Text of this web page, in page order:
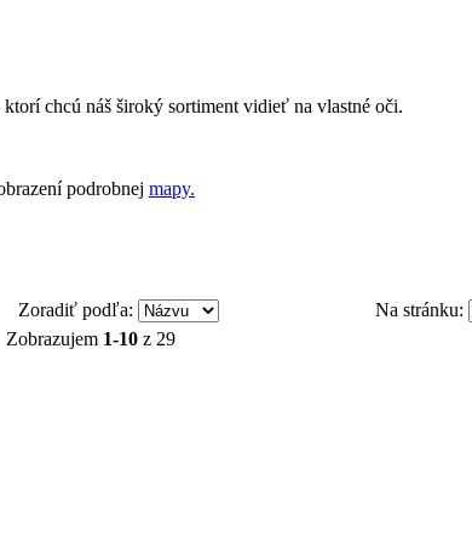
chcú náš široký sortiment vidieť na vlastné oči.
podrobnej mapy.
Zoradiť podľa:
Na stránku:
Zobrazujem 1-10z 29